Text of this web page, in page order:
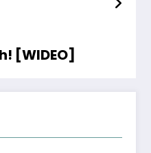
[WIDEO]